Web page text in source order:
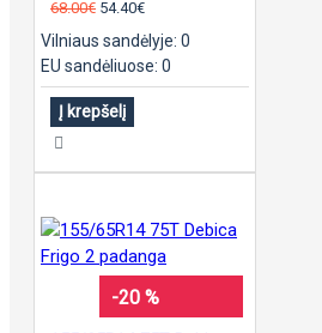
68.00€ 54.40€
Vilniaus sandėlyje: 0
EU sandėliuose: 0
Į krepšelį
-20 %